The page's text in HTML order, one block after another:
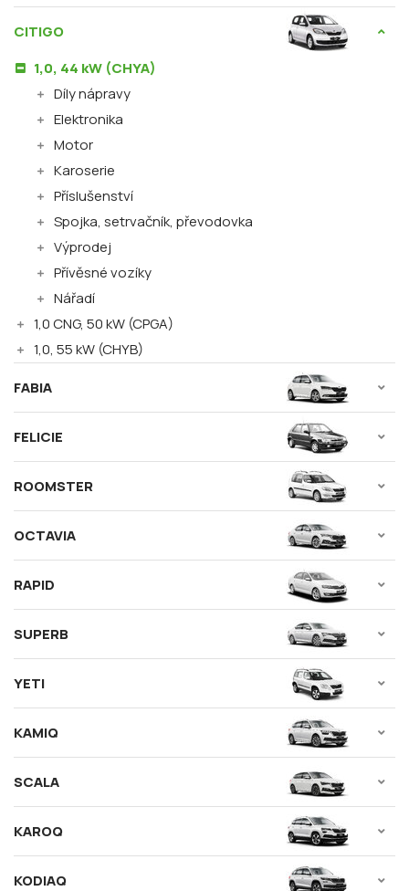
CITIGO
1,0, 44 kW (CHYA)
Díly nápravy
Elektronika
Motor
Karoserie
Příslušenství
Spojka, setrvačník, převodovka
Výprodej
Přívěsné vozíky
Nářadí
1,0 CNG, 50 kW (CPGA)
1,0, 55 kW (CHYB)
FABIA
FELICIE
ROOMSTER
OCTAVIA
RAPID
SUPERB
YETI
KAMIQ
SCALA
KAROQ
KODIAQ